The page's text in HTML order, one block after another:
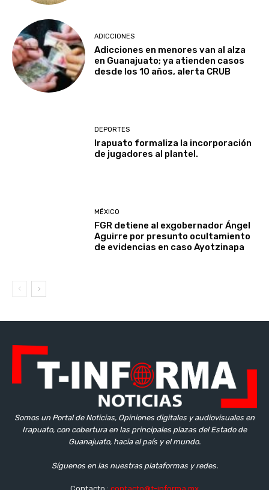
ADICCIONES
Adicciones en menores van al alza
en Guanajuato; ya atienden casos
desde los 10 años, alerta CRUB
DEPORTES
Irapuato formaliza la incorporación
de jugadores al plantel.
MÉXICO
FGR detiene al exgobernador Ángel
Aguirre por presunto ocultamiento
de evidencias en caso Ayotzinapa
Somos un Portal de Noticias, Opiniones digitales y audiovisuales en
Irapuato, con cobertura en las principales plazas del Estado de
Guanajuato, hacia el país y el mundo.
Síguenos en las nuestras plataformas y redes.